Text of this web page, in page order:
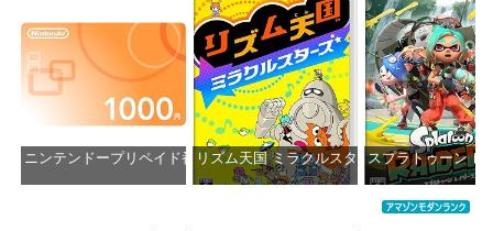
ニンテンドープリペイド番号 1000円|オンラインコード版
リズム天国 ミラクルスターズ -Switch
スプラトゥーン レ